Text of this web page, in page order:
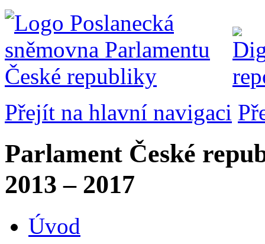
Přejít na hlavní navigaci
Parlament České
2013 – 2017
Úvod